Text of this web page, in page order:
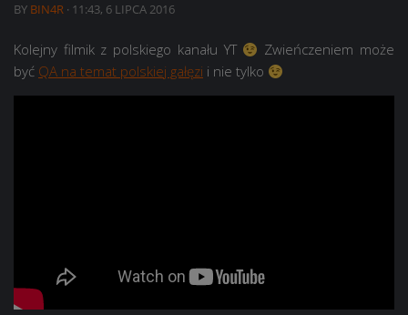
BY BIN4R · 11:43, 6 LIPCA 2016
Kolejny filmik z polskiego kanału YT
Zwieńczeniem może
być QA na temat polskiej gałęzi i nie tylko